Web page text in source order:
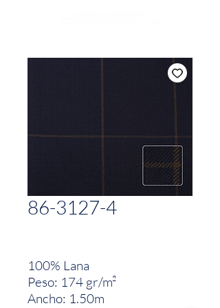
86-3127-4
100% Lana
Peso: 174 gr/m²
Ancho: 1.50m